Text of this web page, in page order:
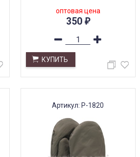
оптовая цена
350 ₽
КУПИТЬ
Артикул: Р-1820